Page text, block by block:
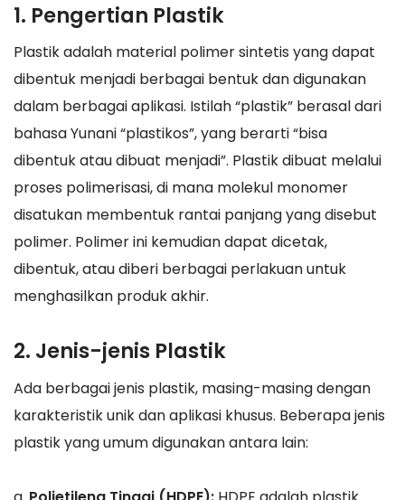
1. Pengertian Plastik
Plastik adalah material polimer sintetis yang dapat
dibentuk menjadi berbagai bentuk dan digunakan
dalam berbagai aplikasi. Istilah “plastik” berasal dari
bahasa Yunani “plastikos”, yang berarti “bisa
dibentuk atau dibuat menjadi”. Plastik dibuat melalui
proses polimerisasi, di mana molekul monomer
disatukan membentuk rantai panjang yang disebut
polimer. Polimer ini kemudian dapat dicetak,
dibentuk, atau diberi berbagai perlakuan untuk
menghasilkan produk akhir.
2. Jenis-jenis Plastik
Ada berbagai jenis plastik, masing-masing dengan
karakteristik unik dan aplikasi khusus. Beberapa jenis
plastik yang umum digunakan antara lain: